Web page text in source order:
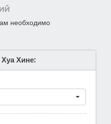
необходимо
Хине: